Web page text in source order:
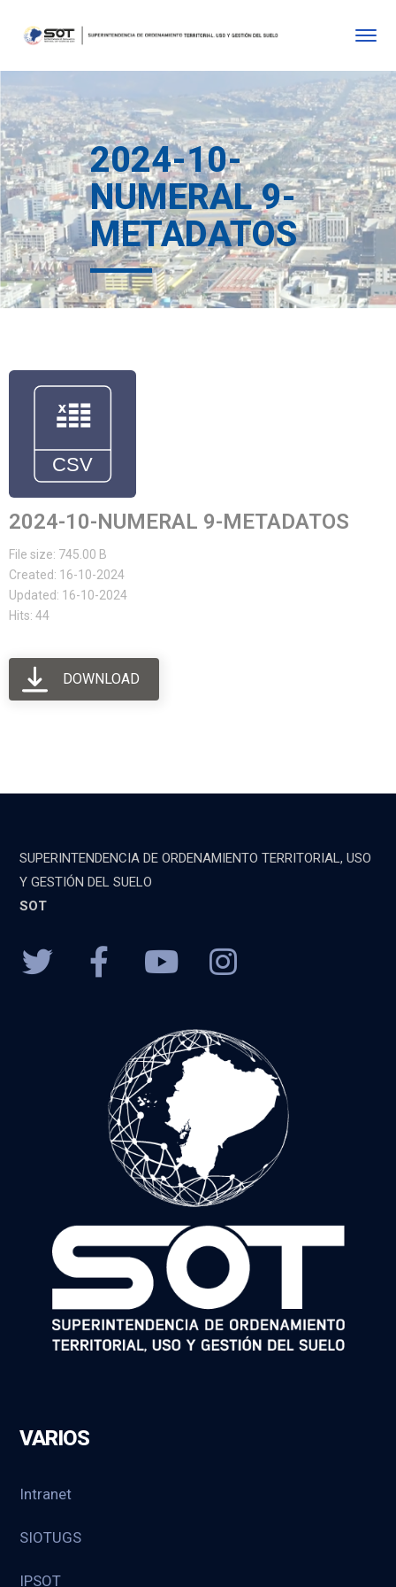
2024-10-
NUMERAL 9-
METADATOS
2024-10-NUMERAL 9-METADATOS
File size: 745.00 B
Created: 16-10-2024
Updated: 16-10-2024
Hits: 44
DOWNLOAD
SUPERINTENDENCIA DE ORDENAMIENTO TERRITORIAL, USO
Y GESTIÓN DEL SUELO
SOT
VARIOS
Intranet
SIOTUGS
IPSOT